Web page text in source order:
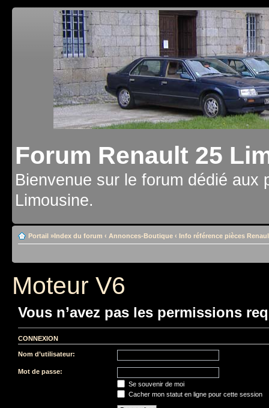
Forum Renault 25
Bienvenue sur le forum dédié aux
Limousine.
Portail »Index du forum ‹ Annonces-Boutique ‹ Info référence pièces
Moteur V6
Vous n’avez pas les permissions
CONNEXION
Nom d’utilisateur:
Mot de passe:
Se souvenir de moi
Cacher mon statut en ligne pour cette session